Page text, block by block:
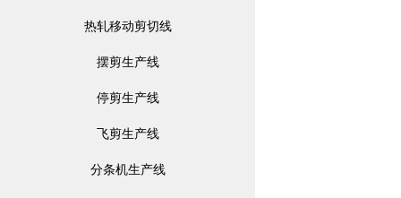
热轧移动剪切线
摆剪生产线
停剪生产线
飞剪生产线
分条机生产线